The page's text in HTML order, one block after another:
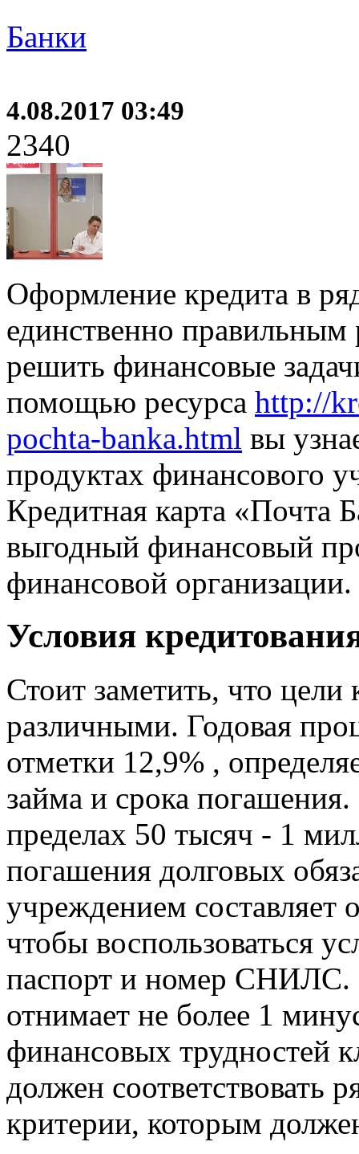
Банки
4.08.2017 03:49
2340
Оформление кредита в
единственно
решить финансовые
помощью ресурса http://
pochta-banka.html вы
продуктах финансового
Кредитная карта «Почта
выгодный финансовый
финансовой организации.
Условия
Стоит заметить, что
различными. Годовая
отметки 12,9% ,
займа и срока
пределах 50 тысяч - 1
погашения долговых
учреждением составляет
чтобы воспользоваться
паспорт и номер СНИЛС.
отнимает не более 1
финансовых трудностей
должен соответствовать
критерии, которым